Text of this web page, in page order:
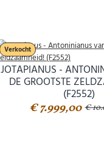
Verkocht
JOTAPIANUS -
DE GROOTSTE
(F2552)
€ 7.999,00 €